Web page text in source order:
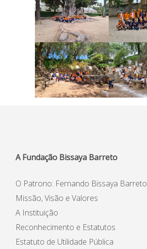
A Fundação Bissaya Barreto
O Patrono: Fernando Bissaya Barreto
Missão, Visão e Valores
A Instituição
Reconhecimento e Estatutos
Estatuto de Utilidade Pública